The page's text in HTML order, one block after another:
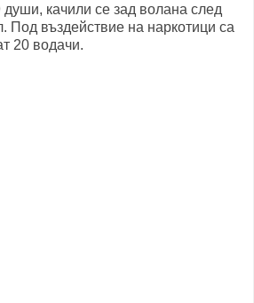
качили се зад волана след
Под въздействие на наркотици са
20 водачи.